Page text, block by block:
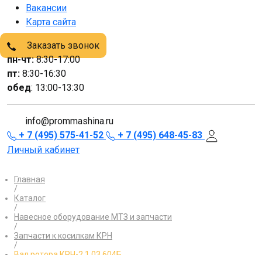
Вакансии
Карта сайта
Заказать звонок
пн-чт:8:30-17:00
пт: 8:30-16:30
обед: 13:00-13:30
info@prommashina.ru
+ 7 (495) 575-41-52
+ 7 (495) 648-45-83
Личный кабинет
Главная
/
Каталог
/
Навесное оборудование МТЗ и запчасти
/
Запчасти к косилкам КРН
/